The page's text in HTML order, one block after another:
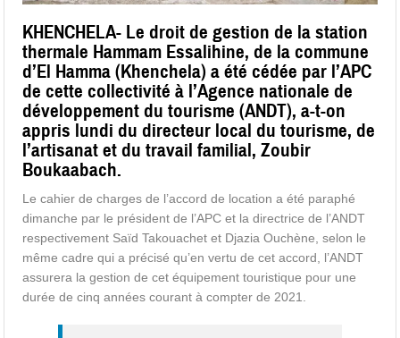
KHENCHELA- Le droit de gestion de la station
thermale Hammam Essalihine, de la commune
d’El Hamma (Khenchela) a été cédée par l’APC
de cette collectivité à l’Agence nationale de
développement du tourisme (ANDT), a-t-on
appris lundi du directeur local du tourisme, de
l’artisanat et du travail familial, Zoubir
Boukaabach.
Le cahier de charges de l’accord de location a été paraphé
dimanche par le président de l’APC et la directrice de l’ANDT
respectivement Saïd Takouachet et Djazia Ouchène, selon le
même cadre qui a précisé qu’en vertu de cet accord, l’ANDT
assurera la gestion de cet équipement touristique pour une
durée de cinq années courant à compter de 2021.